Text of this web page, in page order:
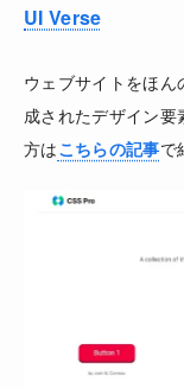
UI Verse
ウェブサイトをほ
成されたデザイン
方はこちらの記事で